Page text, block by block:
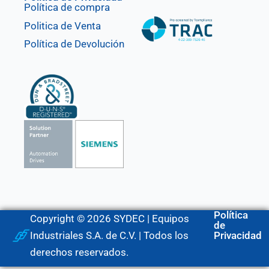
Política de compra
Politica de Venta
Política de Devolución
Copyright © 2026 SYDEC | Equipos
Industriales S.A. de C.V. | Todos los
derechos reservados.
Política
de
Privacidad